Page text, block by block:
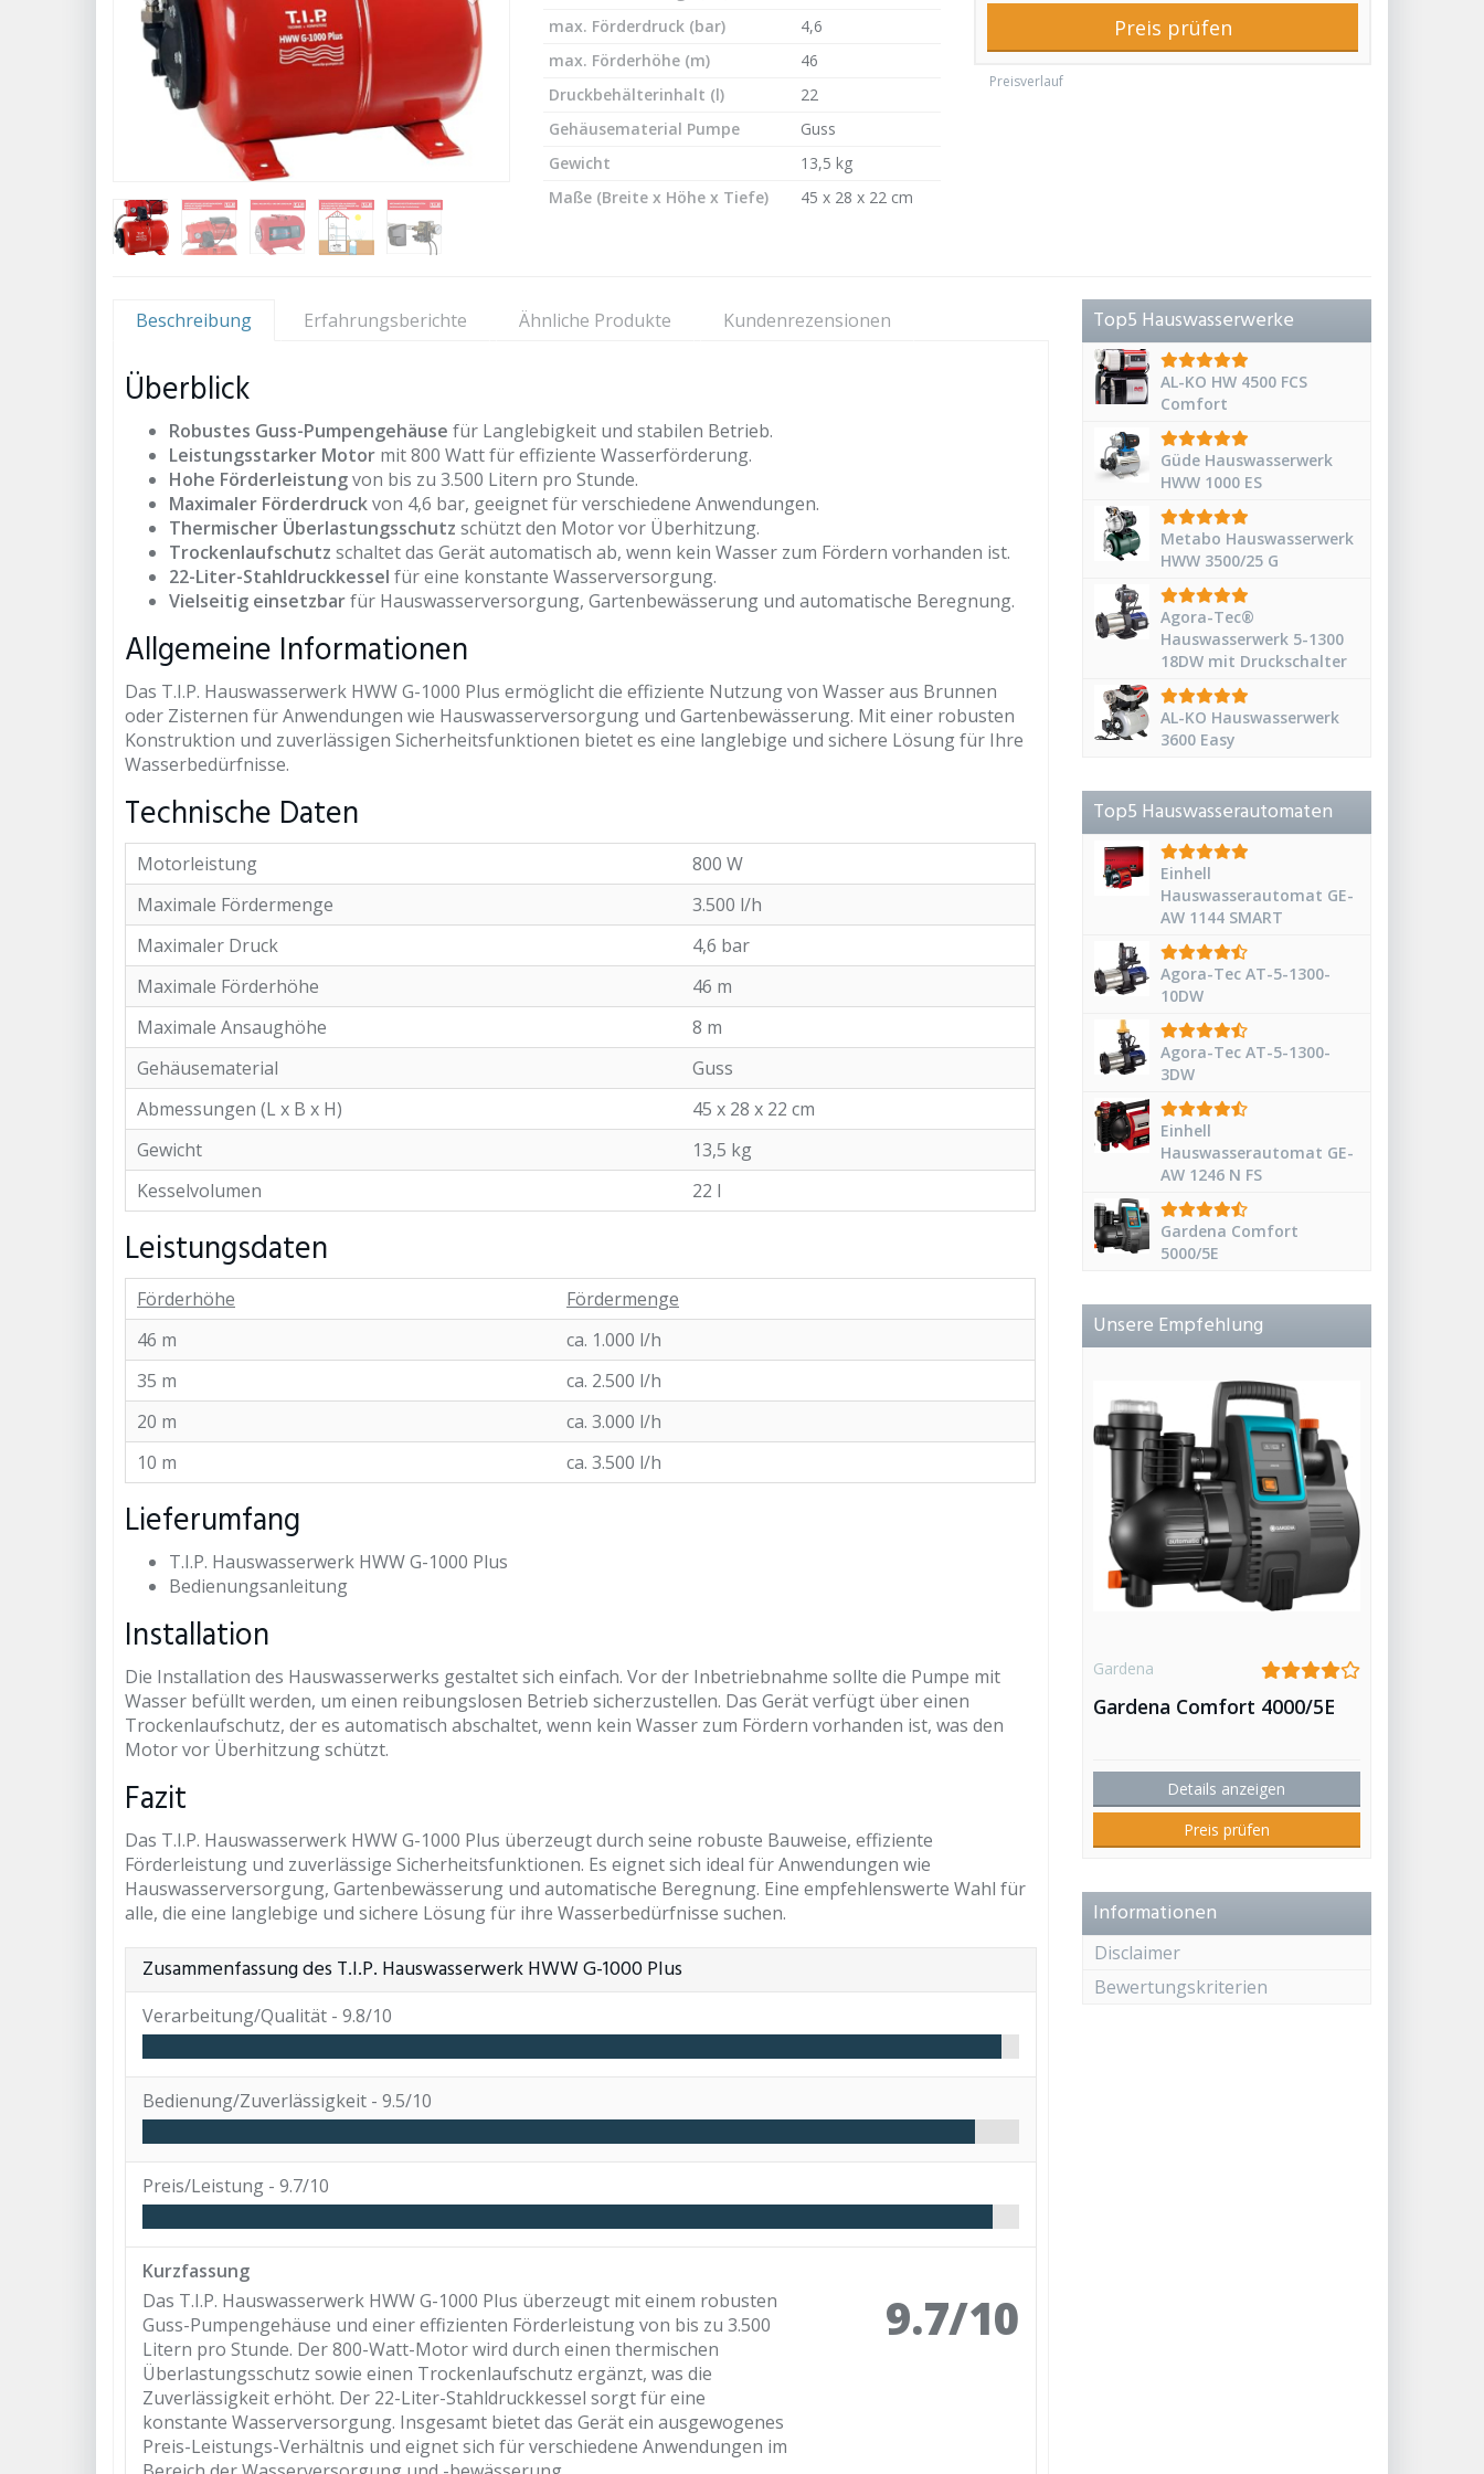
Preis prüfen
Preisverlauf
max. Förderdruck (bar)
4,6
max. Förderhöhe (m)
46
Druckbehälterinhalt (l)
22
Gehäusematerial Pumpe
Guss
Gewicht
13,5 kg
Maße (Breite x Höhe x Tiefe)
45 x 28 x 22 cm
Beschreibung Erfahrungsberichte Ähnliche Produkte Kundenrezensionen
Überblick
Robustes Guss-Pumpengehäuse für Langlebigkeit und stabilen Betrieb.
Leistungsstarker Motor mit 800 Watt für effiziente Wasserförderung.
Hohe Förderleistungvon bis zu 3.500 Litern pro Stunde.
Maximaler Förderdruckvon 4,6 bar, geeignet für verschiedene Anwendungen.
Thermischer Überlastungsschutz schützt den Motor vor Überhitzung.
Trockenlaufschutz schaltet das Gerät automatisch ab, wenn kein Wasser zum Fördern vorhanden ist.
22-Liter-Stahldruckkessel für eine konstante Wasserversorgung.
Vielseitig einsetzbarfür Hauswasserversorgung, Gartenbewässerung und automatische Beregnung.
Allgemeine Informationen
Das T.I.P. Hauswasserwerk HWW G-1000 Plus ermöglicht die effiziente Nutzung von Wasser aus Brunnen
oder Zisternen für Anwendungen wie Hauswasserversorgung und Gartenbewässerung. Mit einer robusten
Konstruktion und zuverlässigen Sicherheitsfunktionen bietet es eine langlebige und sichere Lösung für Ihre
Wasserbedürfnisse.
Technische Daten
Motorleistung
800 W
Maximale Fördermenge
3.500 l/h
Maximaler Druck
4,6 bar
Maximale Förderhöhe
46 m
Maximale Ansaughöhe
8 m
Gehäusematerial
Guss
Abmessungen (L x B x H)
45 x 28 x 22 cm
Gewicht
13,5 kg
Kesselvolumen
22 l
Leistungsdaten
Förderhöhe
Fördermenge
46 m
ca. 1.000 l/h
35 m
ca. 2.500 l/h
20 m
ca. 3.000 l/h
10 m
ca. 3.500 l/h
Lieferumfang
T.I.P. Hauswasserwerk HWW G-1000 Plus
Bedienungsanleitung
Installation
Die Installation des Hauswasserwerks gestaltet sich einfach. Vor der Inbetriebnahme sollte die Pumpe mit
Wasser befüllt werden, um einen reibungslosen Betrieb sicherzustellen. Das Gerät verfügt über einen
Trockenlaufschutz, der es automatisch abschaltet, wenn kein Wasser zum Fördern vorhanden ist, was den
Motor vor Überhitzung schützt.
Fazit
Das T.I.P. Hauswasserwerk HWW G-1000 Plus überzeugt durch seine robuste Bauweise, effiziente
Förderleistung und zuverlässige Sicherheitsfunktionen. Es eignet sich ideal für Anwendungen wie
Hauswasserversorgung, Gartenbewässerung und automatische Beregnung. Eine empfehlenswerte Wahl für
alle, die eine langlebige und sichere Lösung für ihre Wasserbedürfnisse suchen.
Zusammenfassung des T.I.P. Hauswasserwerk HWW G-1000 Plus
Verarbeitung/Qualität - 9.8/10
Bedienung/Zuverlässigkeit - 9.5/10
Preis/Leistung - 9.7/10
Kurzfassung
Das T.I.P. Hauswasserwerk HWW G-1000 Plus überzeugt mit einem robusten
Guss-Pumpengehäuse und einer effizienten Förderleistung von bis zu 3.500
Litern pro Stunde. Der 800-Watt-Motor wird durch einen thermischen
Überlastungsschutz sowie einen Trockenlaufschutz ergänzt, was die
Zuverlässigkeit erhöht. Der 22-Liter-Stahldruckkessel sorgt für eine
konstante Wasserversorgung. Insgesamt bietet das Gerät ein ausgewogenes
Preis-Leistungs-Verhältnis und eignet sich für verschiedene Anwendungen im
9.7/10
Top5 Hauswasserwerke
AL-KO HW 4500 FCS
Comfort
Güde Hauswasserwerk
HWW 1000 ES
Metabo Hauswasserwerk
HWW 3500/25 G
Agora-Tec®
Hauswasserwerk 5-1300
18DW mit Druckschalter
AL-KO Hauswasserwerk
3600 Easy
Top5 Hauswasserautomaten
Einhell
Hauswasserautomat GE-
AW 1144 SMART
Agora-Tec AT-5-1300-
10DW
Agora-Tec AT-5-1300-
3DW
Einhell
Hauswasserautomat GE-
AW 1246 N FS
Gardena Comfort
5000/5E
Unsere Empfehlung
Gardena
Gardena Comfort 4000/5E
Details anzeigen
Preis prüfen
Informationen
Disclaimer
Bewertungskriterien